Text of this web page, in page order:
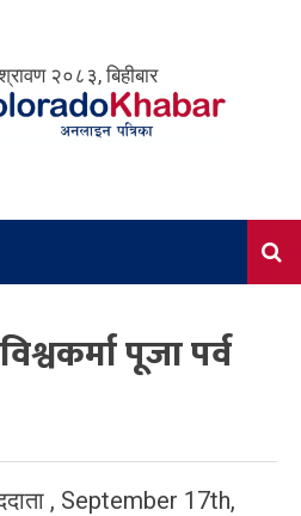
२०८३, बिहीबार
पूजा पर्व
, September 17th,